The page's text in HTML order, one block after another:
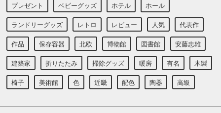
プレゼント ベビーグッズ ホテル ホール
ランドリーグッズ レトロ レビュー 人気 代表作
作品 保存容器 北欧 博物館 図書館 安藤忠雄
建築家 折りたたみ 掃除グッズ 暖房 有名 木製
椅子 美術館 色 近畿 配色 陶器 高級